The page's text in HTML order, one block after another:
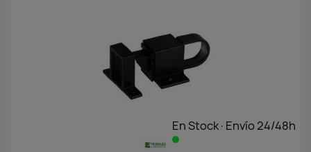
En Stock·Envío 24/48h